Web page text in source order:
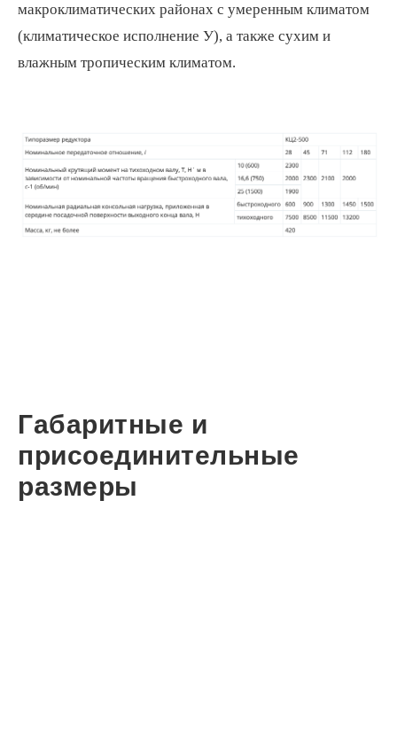
макроклиматических районах с умеренным климатом
(климатическое исполнение У), а также сухим и
влажным тропическим климатом.
Габаритные и
присоединительные
размеры